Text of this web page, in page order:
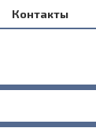
Контакты